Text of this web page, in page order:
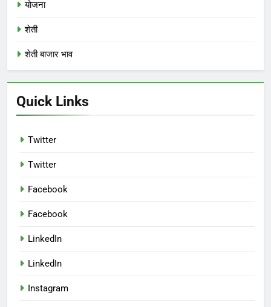
योजना
शेती
शेती बाजार भाव
Quick Links
Twitter
Twitter
Facebook
Facebook
LinkedIn
LinkedIn
Instagram